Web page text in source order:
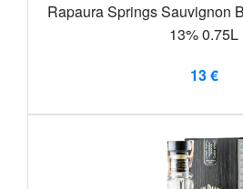
Rapaura Springs Sauvignon
13% 0.75L
13 €